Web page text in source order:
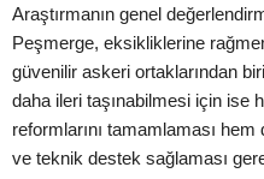
Araştırmanın genel
Peşmerge, eksikliklerine
güvenilir askeri ortaklarından
daha ileri taşınabilmesi için ise
reformlarını tamamlaması
ve teknik destek sağlaması